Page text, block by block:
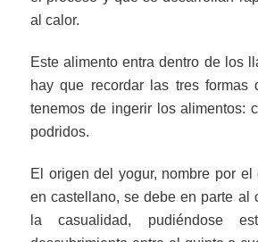
al calor.
Este alimento entra dentro de los
hay que recordar las tres formas
tenemos de ingerir los alimentos:
podridos.
El origen del yogur, nombre por
en castellano, se debe en parte al
la casualidad, pudiéndose